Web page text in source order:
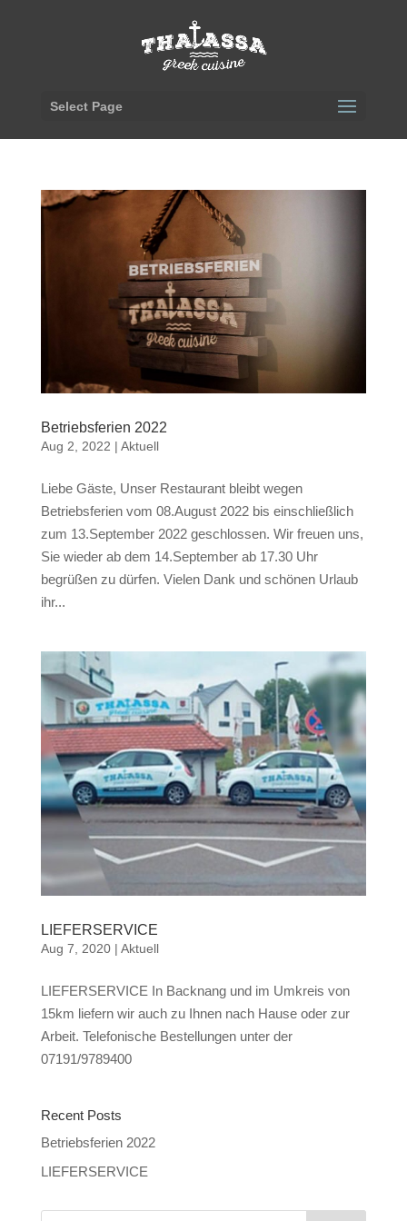
Select Page
Betriebsferien 2022
Aug 2, 2022 | Aktuell
Liebe Gäste, Unser Restaurant bleibt wegen
Betriebsferien vom 08.August 2022 bis einschließlich
zum 13.September 2022 geschlossen. Wir freuen uns,
Sie wieder ab dem 14.September ab 17.30 Uhr
begrüßen zu dürfen. Vielen Dank und schönen Urlaub
ihr...
LIEFERSERVICE
Aug 7, 2020| Aktuell
LIEFERSERVICE In Backnang und im Umkreis von
15km liefern wir auch zu Ihnen nach Hause oder zur
Arbeit. Telefonische Bestellungen unter der
07191/9789400
Recent Posts
Betriebsferien 2022
LIEFERSERVICE